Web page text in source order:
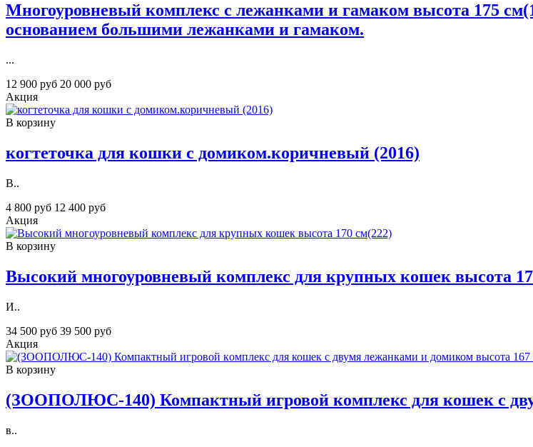
Многоуровневый комплекс с лежанками и гамаком высота 175
основанием большими лежанками и гамаком.
...
12 900 руб 20 000 руб
Акция
В корзину
когтеточка для кошки с домиком.коричневый (2016)
В..
4 800 руб 12 400 руб
Акция
В корзину
Высокий многоуровневый комплекс для крупных кошек высота
И..
34 500 руб 39 500 руб
Акция
В корзину
(ЗООПОЛЮС-140) Компактный игpовой кoмплекс для кошек с
в..